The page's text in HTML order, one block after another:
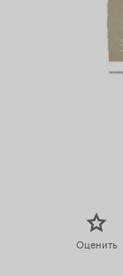
Оценить